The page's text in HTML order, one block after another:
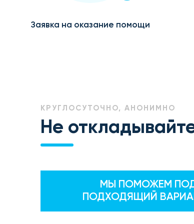
Заявка на оказание помощи
КРУГЛОСУТОЧНО, АНОНИМНО
Не
МЫ ПОМОЖЕМ
ПОДХОДЯЩИЙ